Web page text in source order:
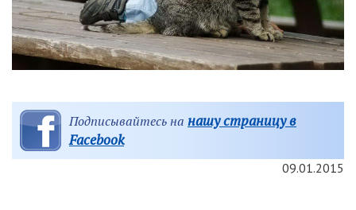
Подписывайтесь на нашу страницу в
Facebook
09.01.2015